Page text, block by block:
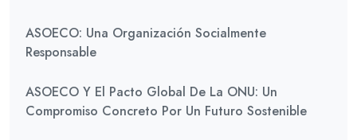
ASOECO: Una Organización Socialmente
Responsable
ASOECO Y El Pacto Global De La ONU: Un
Compromiso Concreto Por Un Futuro Sostenible